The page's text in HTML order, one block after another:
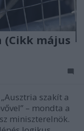
(Cikk május
szakít a
– mondta a
miniszterelnök.